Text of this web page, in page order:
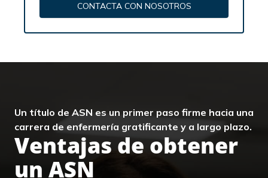
CONTACTA CON NOSOTROS
Un título de ASN es un primer paso firme hacia una
carrera de enfermería gratificante y a largo plazo.
Ventajas de obtener
un ASN